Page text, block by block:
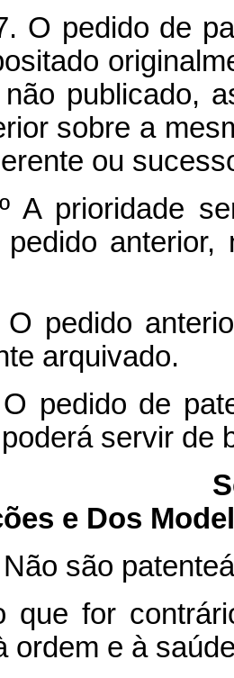
O pedido de
publicado,
sobre a
ou
A prioridade
O pedido
arquivado.
pedido de
servir de
e Dos
são
que for
ordem e à